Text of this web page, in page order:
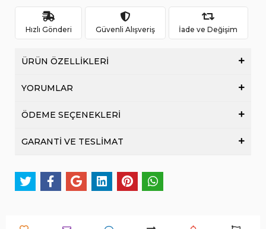
Hızlı Gönderi Güvenli Alışveriş İade ve Değişim
ÜRÜN ÖZELLİKLERİ
YORUMLAR
ÖDEME SEÇENEKLERİ
GARANTİ VE TESLİMAT